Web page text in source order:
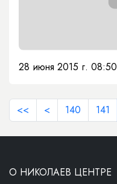
28 июня 2015 г. 08:50
<< < 140 141
О НИКОЛАЕВ ЦЕНТРЕ